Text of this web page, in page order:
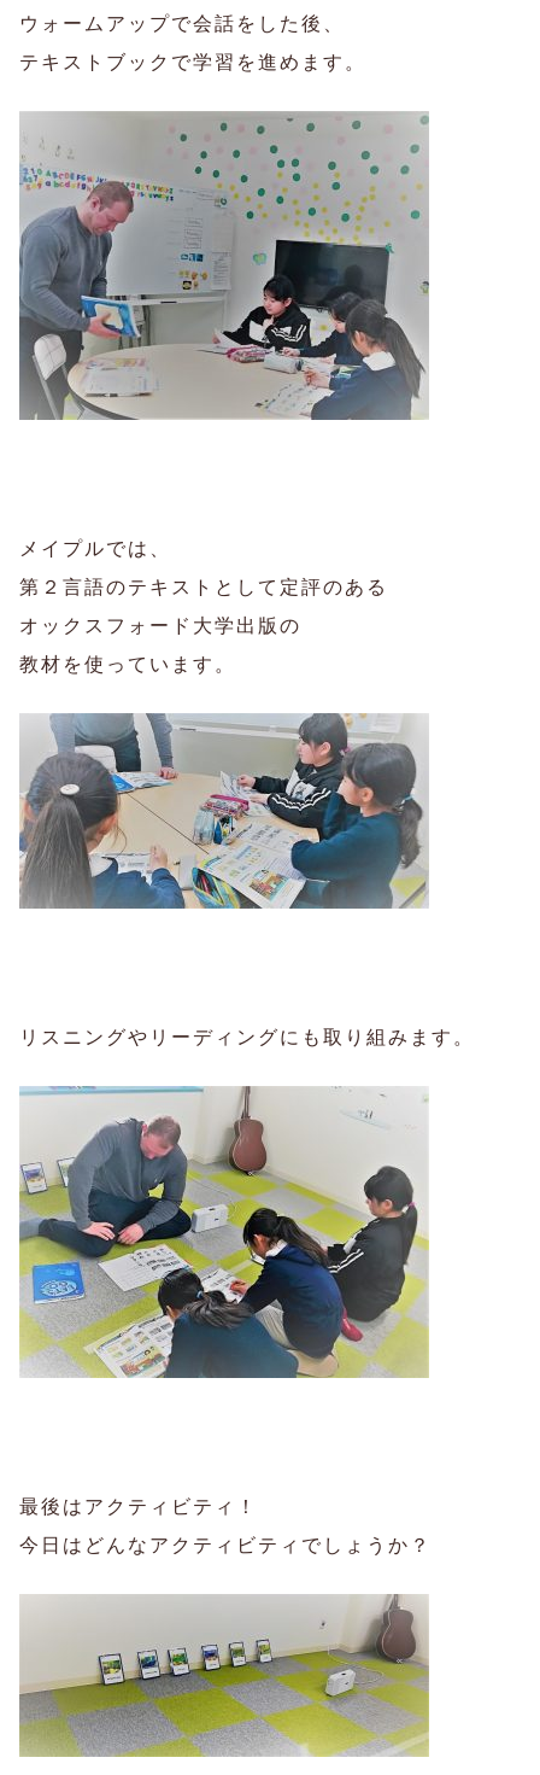
ウォームアップで会話をした後、
テキストブックで学習を進めます。
メイプルでは、
第２言語のテキストとして定評のある
オックスフォード大学出版の
教材を使っています。
リスニングやリーディングにも取り組みます。
最後はアクティビティ！
今日はどんなアクティビティでしょうか？